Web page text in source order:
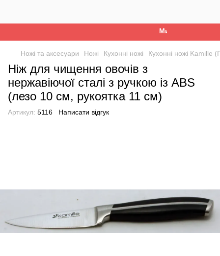
Ми працюємо. Все
Ножі та аксесуари Ножі Кухонні ножі Кухонні ножі Kamille
Ніж для чищення овочів з
нержавіючої сталі з ручкою із ABS
(лезо 10 см, рукоятка 11 см)
Артикул: 5116 Написати відгук